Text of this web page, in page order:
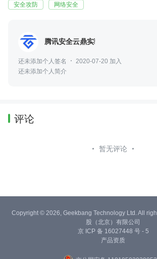
安全攻防 网络安全
腾讯安全云鼎实验室
还未添加个人签名
2020-07-20 加入
还未添加个人简介
评论
暂无评论
Copyright © 2026, Geekbang Technology Ltd. All
股（北京）有限公司
京 ICP 备 16027448 号 - 5
产品资质